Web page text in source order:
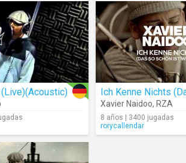
Xavier Naidoo, RZA
8 años | 3400 jugadas
rorycallendar